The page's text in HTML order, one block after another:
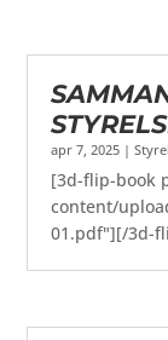
apr 7, 2025 |
[3d-flip-book
content/
01.pdf"][/3d-